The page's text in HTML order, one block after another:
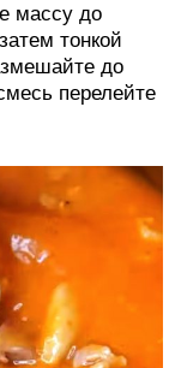
массу до
тонкой
до
перелейте